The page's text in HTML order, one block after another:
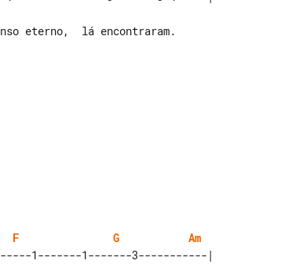
F G
Am
1-------1-------3-----------|